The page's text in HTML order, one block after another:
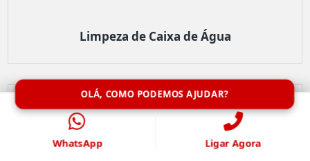
Limpeza de Caixa de Água
OLÁ, COMO PODEMOS AJUDAR?
WhatsApp Ligar Agora